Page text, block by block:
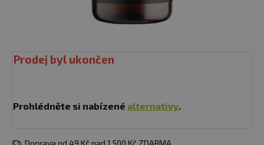
Prodej byl ukončen
Prohlédněte si nabízené alternativy.
Doprava od 49 Kč nad 1 500 Kč ZDARMA.